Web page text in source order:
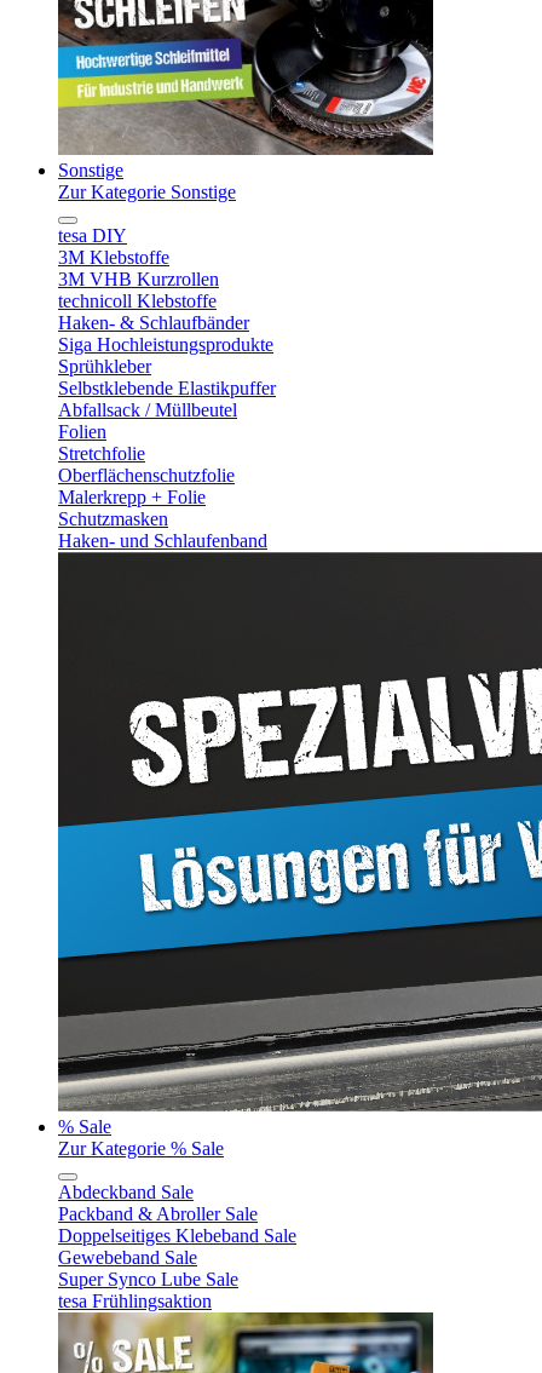
Sonstige
Zur Kategorie Sonstige
tesa DIY
3M Klebstoffe
3M VHB Kurzrollen
technicoll Klebstoffe
Haken- & Schlaufbänder
Siga Hochleistungsprodukte
Sprühkleber
Selbstklebende Elastikpuffer
Abfallsack / Müllbeutel
Folien
Stretchfolie
Oberflächenschutzfolie
Malerkrepp + Folie
Schutzmasken
Haken- und Schlaufenband
% Sale
Zur Kategorie % Sale
Abdeckband Sale
Packband & Abroller Sale
Doppelseitiges Klebeband Sale
Gewebeband Sale
Super Synco Lube Sale
tesa Frühlingsaktion